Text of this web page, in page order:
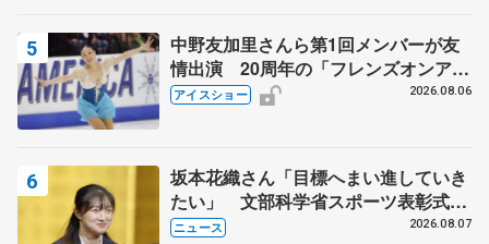
中野友加里さんら第1回メンバーが友
情出演 20周年の「フレンズオンアイ
ス」 宮本賢二さん、有川梨絵さん、
アイスショー 2026.08.06
坂本花織さん「目標へまい進していき
たい」 文部科学省スポーツ表彰式で
代表謝辞
ニュース 2026.08.07